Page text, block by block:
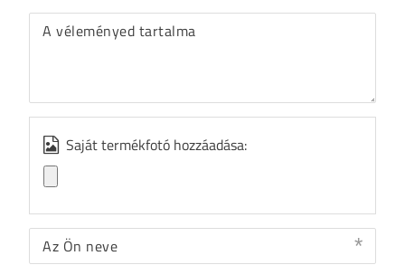
A véleményed tartalma
Saját termékfotó hozzáadása:
Az Ön neve